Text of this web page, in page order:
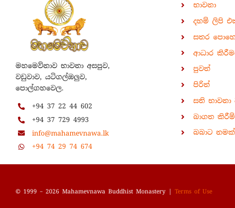
මහමෙව්නාව භාවනා අසපුව,
වඩුවාව, යටිගල්ඔලුව,
පොල්ගහවෙල.
+94 37 22 44 602
+94 37 729 4993
info@mahamevnawa.lk
+94 74 29 74 674
භාවනා
දහම් ලිපි
සතර
ආධාර
පුවත්
පිරිත්
සති භාවනා
බාගත කිරීම්
බබාට නමක්
© 1999 – 2026 Mahamevnawa Buddhist Monastery | Terms of Use